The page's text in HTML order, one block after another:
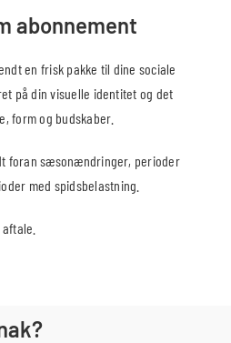
abonnement
en frisk pakke til dine sociale
på din visuelle identitet og det
form og budskaber.
foran sæsonændringer, perioder
med spidsbelastning.